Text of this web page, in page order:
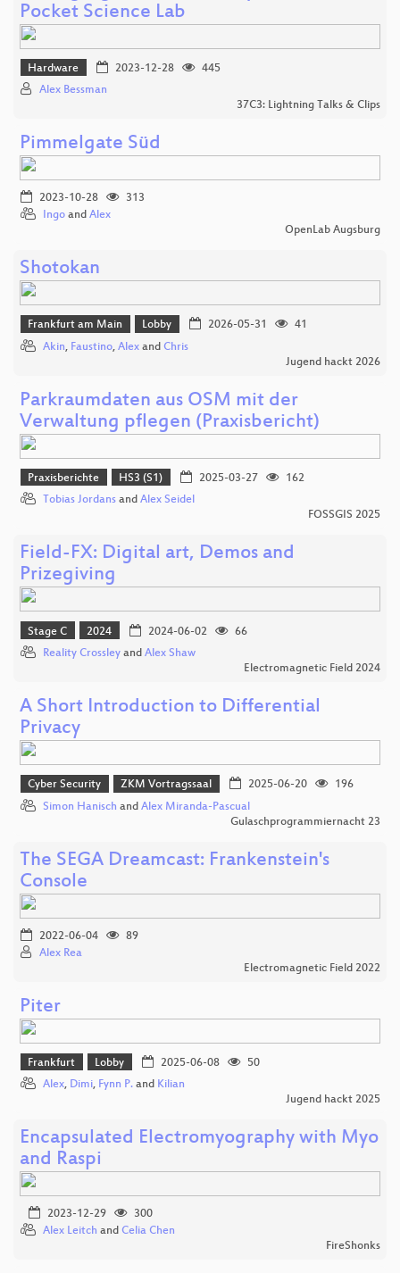
Pocket Science Lab
Hardware 2023-12-28
445
Alex Bessman
37C3: Lightning Talks & Clips
Pimmelgate Süd
2023-10-28
313
Ingo and Alex
OpenLab Augsburg
Shotokan
Frankfurt am Main Lobby 2026-05-31
41
Akin, Faustino, Alex and Chris
Jugend hackt 2026
Parkraumdaten aus OSM mit der
Verwaltung pflegen (Praxisbericht)
Praxisberichte HS3 (S1) 2025-03-27
162
Tobias Jordans and Alex Seidel
FOSSGIS 2025
Field-FX: Digital art, Demos and
Prizegiving
Stage C 2024 2024-06-02
66
Reality Crossley and Alex Shaw
Electromagnetic Field 2024
A Short Introduction to Differential
Privacy
Cyber Security ZKM Vortragssaal 2025-06-20
196
Simon Hanisch and Alex Miranda-Pascual
Gulaschprogrammiernacht 23
The SEGA Dreamcast: Frankenstein's
Console
2022-06-04
89
Alex Rea
Electromagnetic Field 2022
Piter
Frankfurt Lobby 2025-06-08
50
Alex, Dimi, Fynn P. and Kilian
Jugend hackt 2025
Encapsulated Electromyography with Myo
and Raspi
2023-12-29
300
Alex Leitch and Celia Chen
FireShonks